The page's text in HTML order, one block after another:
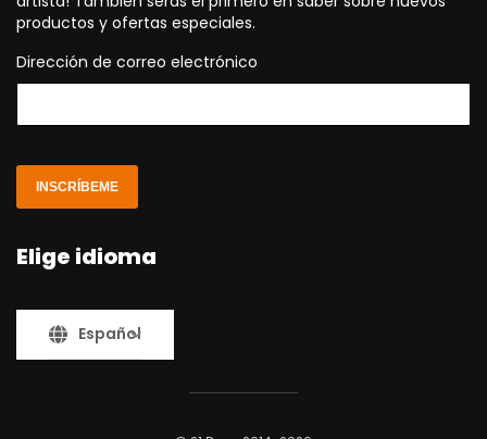
productos y ofertas especiales.
Dirección de correo electrónico
INSCRÍBEME
Elige idioma
Español